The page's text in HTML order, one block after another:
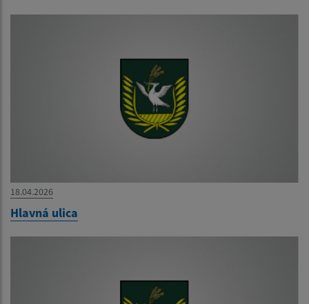
18.04.2026
Hlavná ulica